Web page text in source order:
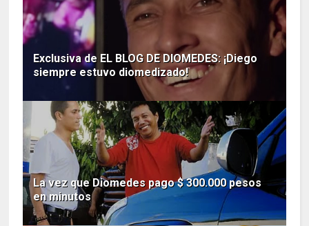
Exclusiva de EL BLOG DE DIOMEDES: ¡Diego
siempre estuvo diomedizado!
La vez que Diomedes pago $ 300.000 pesos
en minutos